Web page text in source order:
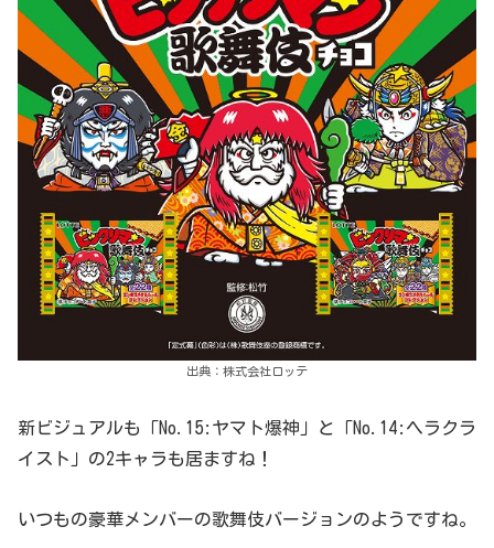
出典：株式会社ロッテ
新ビジュアルも「No.15:ヤマト爆神」と「No.14:ヘラクラ
イスト」の2キャラも居ますね！
いつもの豪華メンバーの歌舞伎バージョンのようですね。